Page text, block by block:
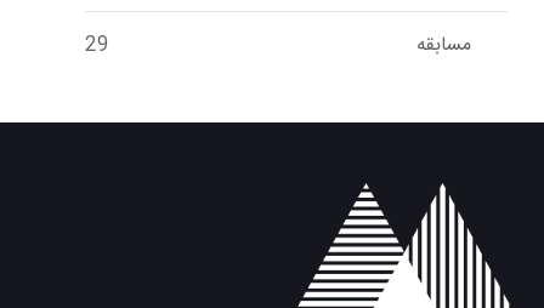
مسابقه
29